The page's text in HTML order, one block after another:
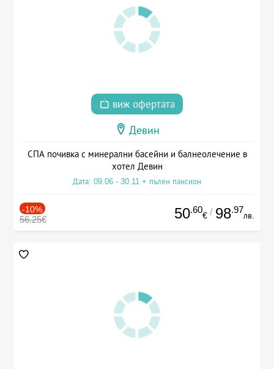
виж офертата
Девин
СПА почивка с минерални басейни и балнеолечение в
хотел Девин
Дата: 09.06 - 30.11 + пълен пансион
-10%
56.25€ 50.60
€ / 98.97
лв.